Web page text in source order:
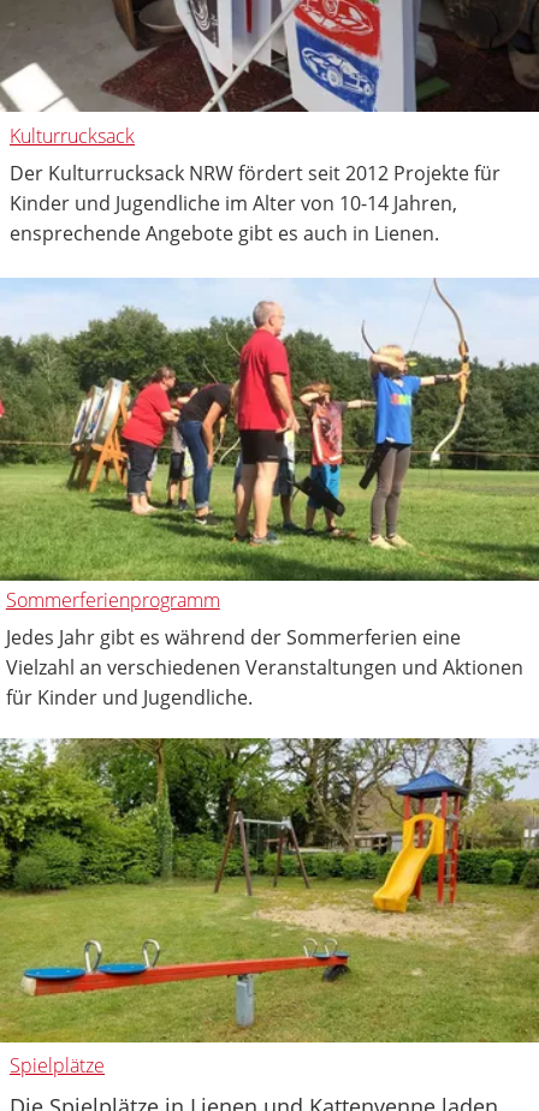
Kulturrucksack
Der Kulturrucksack NRW fördert seit 2012 Projekte für
Kinder und Jugendliche im Alter von 10-14 Jahren,
ensprechende Angebote gibt es auch in Lienen.
Sommerferienprogramm
Jedes Jahr gibt es während der Sommerferien eine
Vielzahl an verschiedenen Veranstaltungen und Aktionen
für Kinder und Jugendliche.
Spielplätze